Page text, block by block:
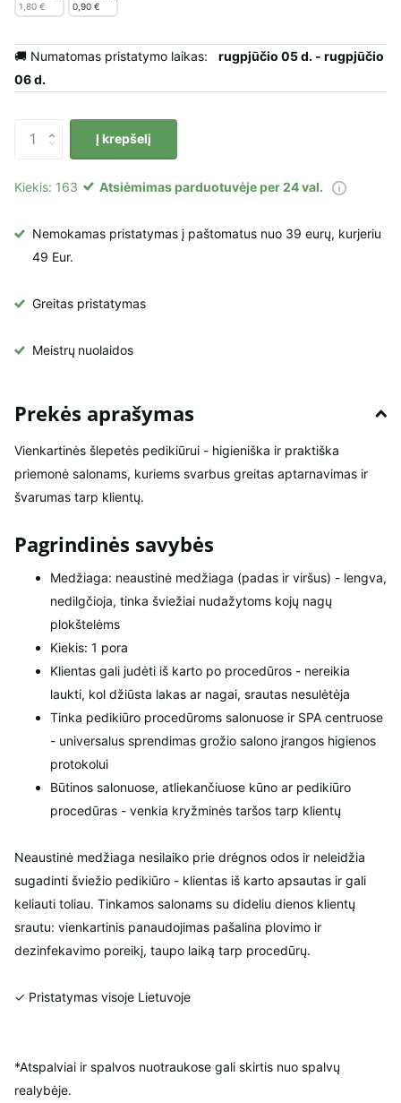
1,80 €
0,90 €
🚚 Numatomas pristatymo laikas: rugpjūčio 05 d. - rugpjūčio
06 d.
Į krepšelį
Kiekis: 163 Atsiėmimas parduotuvėje per 24 val.
Nemokamas pristatymas į paštomatus nuo 39 eurų, kurjeriu
49 Eur.
Greitas pristatymas
Meistrų nuolaidos
Prekės aprašymas
Vienkartinės šlepetės pedikiūrui - higieniška ir praktiška
priemonė salonams, kuriems svarbus greitas aptarnavimas ir
švarumas tarp klientų.
Pagrindinės savybės
Medžiaga: neaustinė medžiaga (padas ir viršus) - lengva,
nedilgčioja, tinka šviežiai nudažytoms kojų nagų
plokštelėms
Kiekis: 1 pora
Klientas gali judėti iš karto po procedūros - nereikia
laukti, kol džiūsta lakas ar nagai, srautas nesulėtėja
Tinka pedikiūro procedūroms salonuose ir SPA centruose
- universalus sprendimas grožio salono įrangos higienos
protokolui
Būtinos salonuose, atliekančiuose kūno ar pedikiūro
procedūras - venkia kryžminės taršos tarp klientų
Neaustinė medžiaga nesilaiko prie drėgnos odos ir neleidžia
sugadinti šviežio pedikiūro - klientas iš karto apsautas ir gali
keliauti toliau. Tinkamos salonams su dideliu dienos klientų
srautu: vienkartinis panaudojimas pašalina plovimo ir
dezinfekavimo poreikį, taupo laiką tarp procedūrų.
✓ Pristatymas visoje Lietuvoje
*Atspalviai ir spalvos nuotraukose gali skirtis nuo spalvų
realybėje.